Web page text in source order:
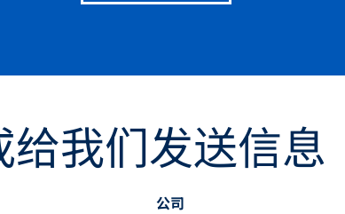
给我们发送信息
公司